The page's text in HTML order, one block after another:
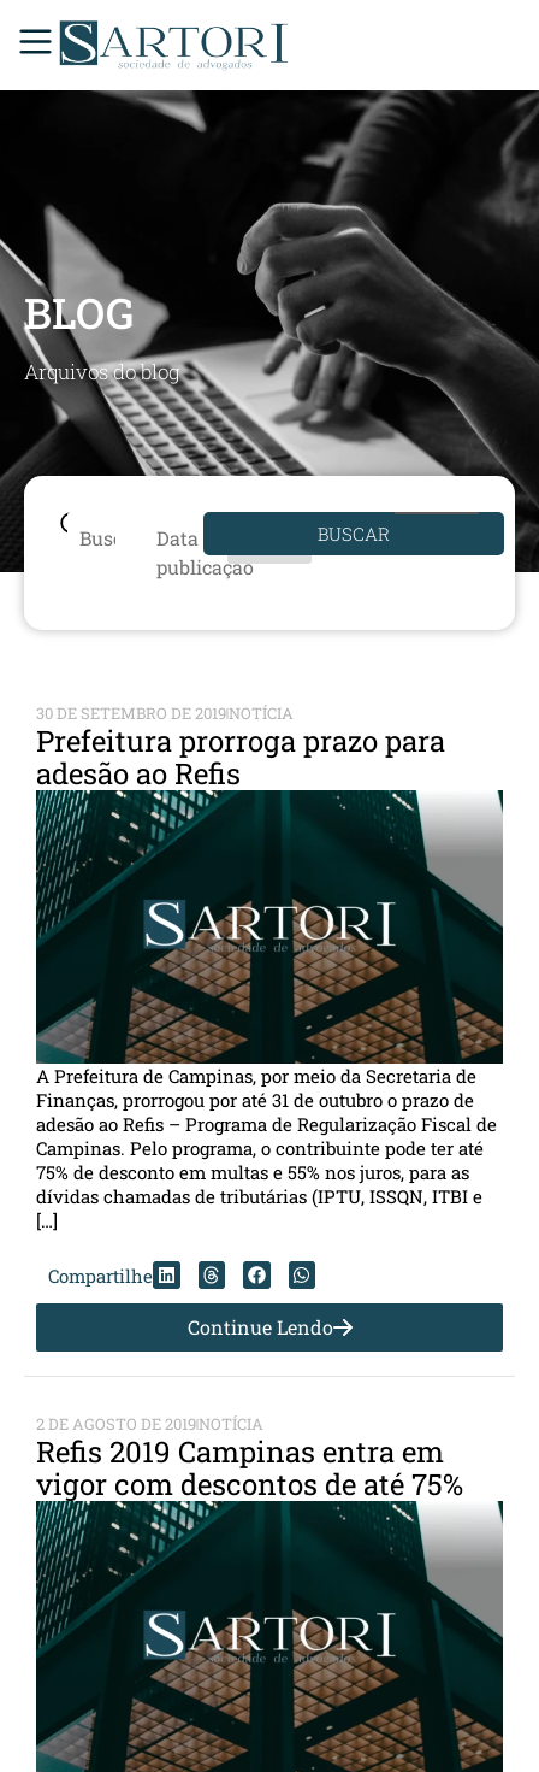
BLOG
Arquivos do blog
Data de
publicação
BUSCAR
30 DE SETEMBRO DE 2019NOTÍCIA
Prefeitura prorroga prazo para
adesão ao Refis
A Prefeitura de Campinas, por meio da Secretaria de
Finanças, prorrogou por até 31 de outubro o prazo de
adesão ao Refis – Programa de Regularização Fiscal de
Campinas. Pelo programa, o contribuinte pode ter até
75% de desconto em multas e 55% nos juros, para as
dívidas chamadas de tributárias (IPTU, ISSQN, ITBI e
[…]
Compartilhe
Continue Lendo
2 DE AGOSTO DE 2019NOTÍCIA
Refis 2019 Campinas entra em
vigor com descontos de até 75%